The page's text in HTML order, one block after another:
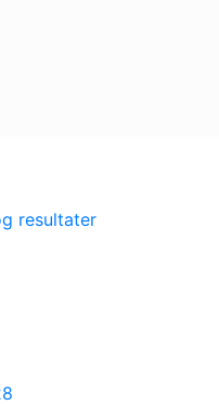
resultater